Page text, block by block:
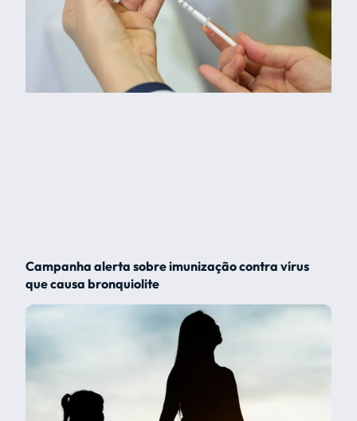
Campanha alerta sobre imunização contra vírus
que causa bronquiolite